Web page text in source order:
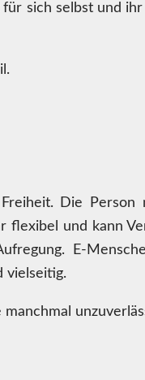
sich selbst und
Die
flexibel und kann
E-
vielseitig.